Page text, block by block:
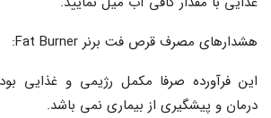
هشدارهای مصرف قرص فت برنر Fat Burner:
این فرآورده صرفا مکمل رژیمی و غذایی
درمان و پیشگیری از بیماری نمی باشد.